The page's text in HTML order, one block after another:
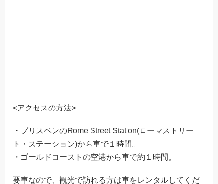
<アクセスの方法>
・ブリスベンのRome Street Station(ローマストリー
ト・ステーション)から車で１時間。
・ゴールドコーストの空港から車で約１時間。
要車なので、観光で訪れる方は車をレンタルしてくだ